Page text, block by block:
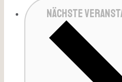
NÄCHSTE